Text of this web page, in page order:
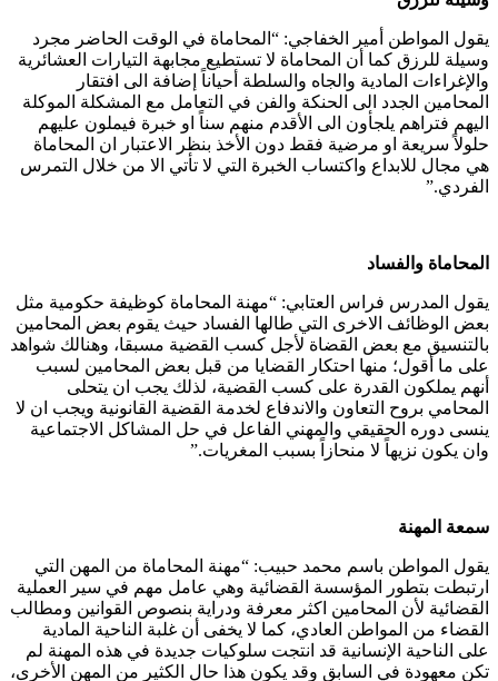
يقول المواطن أمير الخفاجي: “المحاماة في الوقت الحاضر مجرد
وسيلة للرزق كما أن المحاماة لا تستطيع مجابهة التيارات العشائرية
والإغراءات المادية والجاه والسلطة أحياناً إضافة الى افتقار
المحامين الجدد الى الحنكة والفن في التعامل مع المشكلة الموكلة
اليهم فتراهم يلجأون الى الأقدم منهم سناً او خبرة فيملون عليهم
حلولاً سريعة او مرضية فقط دون الأخذ بنظر الاعتبار ان المحاماة
هي مجال للابداع واكتساب الخبرة التي لا تأتي الا من خلال التمرس
الفردي.”
المحاماة والفساد
يقول المدرس فراس العتابي: “مهنة المحاماة كوظيفة حكومية مثل
بعض الوظائف الاخرى التي طالها الفساد حيث يقوم بعض المحامين
بالتنسيق مع بعض القضاة لأجل كسب القضية مسبقا، وهنالك شواهد
على ما أقول؛ منها احتكار القضايا من قبل بعض المحامين لسبب
أنهم يملكون القدرة على كسب القضية، لذلك يجب ان يتحلى
المحامي بروح التعاون والاندفاع لخدمة القضية القانونية ويجب ان لا
ينسى دوره الحقيقي والمهني الفاعل في حل المشاكل الاجتماعية
وان يكون نزيهاً لا منحازاً بسبب المغريات.”
سمعة المهنة
يقول المواطن باسم محمد حبيب: “مهنة المحاماة من المهن التي
ارتبطت بتطور المؤسسة القضائية وهي عامل مهم في سير العملية
القضائية لأن المحامين اكثر معرفة ودراية بنصوص القوانين ومطالب
القضاء من المواطن العادي، كما لا يخفى أن غلبة الناحية المادية
على الناحية الإنسانية قد انتجت سلوكيات جديدة في هذه المهنة لم
تكن معهودة في السابق وقد يكون هذا حال الكثير من المهن الأخرى،